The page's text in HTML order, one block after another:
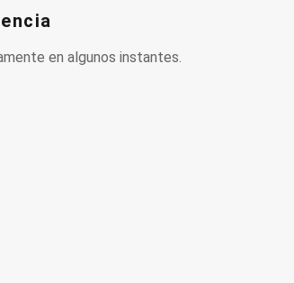
en algunos instantes.